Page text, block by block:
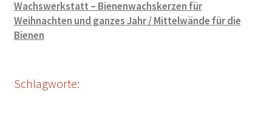
Wachswerkstatt – Bienenwachskerzen für
Weihnachten und ganzes Jahr / Mittelwände für die
Bienen
Schlagworte: